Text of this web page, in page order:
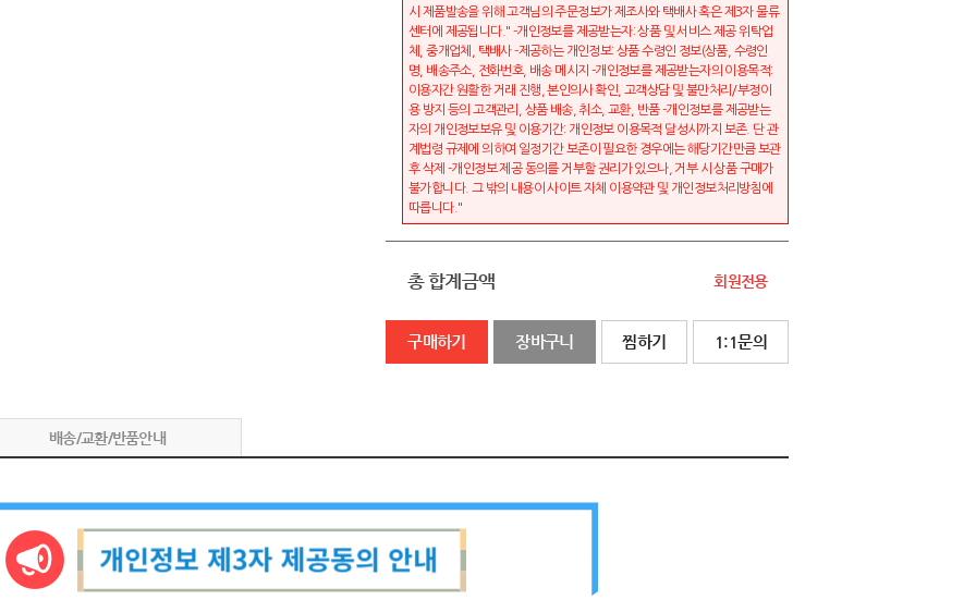
시 제품발송을 위해 고객님의 주문정보가 제조사와 택배사 혹은 제3자 물류
센터에 제공됩니다." -개인정보를 제공받는자: 상품 및 서비스 제공 위탁업
체, 중개업체, 택배사 -제공하는 개인정보: 상품 수령인 정보(상품, 수령인
명, 배송주소, 전화번호, 배송 메시지 -개인정보를 제공받는자의 이용목적:
이용자간 원활한 거래 진행, 본인의사 확인, 고객상담 및 불만처리/부정이
용 방지 등의 고객관리, 상품 배송, 취소, 교환, 반품 -개인정보를 제공받는
자의 개인정보보유 및 이용기간: 개인정보 이용목적 달성시까지 보존. 단 관
계법령 규제에 의하여 일정기간 보존이 필요한 경우에는 해당기간만큼 보관
후 삭제 -개인정보 제공 동의를 거부할 권리가 있으나, 거부 시 상품 구매가
불가합니다. 그 밖의 내용이 사이트 자체 이용약관 및 개인정보처리방침에
따릅니다."
총 합계금액 회원전용
구매하기 장바구니 찜하기 1:1문의
배송/교환/반품안내